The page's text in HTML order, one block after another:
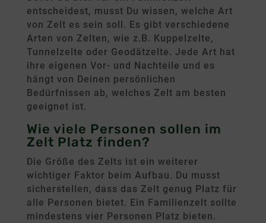
entscheidest, musst Du wissen, welche Art
von Zelt es sein soll. Es gibt verschiedene
Arten von Zelten, wie z.B. Kuppelzelte,
Tunnelzelte oder Geodätzelte. Jede Art hat
ihre eigenen Vor- und Nachteile und es
hängt von Deinen persönlichen
Bedürfnissen ab, welches Zelt am besten
geeignet ist.
Wie viele Personen sollen im
Zelt Platz finden?
Die Größe des Zelts ist ein weiterer
wichtiger Faktor beim Aufbau. Du musst
sicherstellen, dass das Zelt genug Platz für
alle Personen bietet. Ein Familienzelt sollte
mindestens vier Personen Platz bieten.